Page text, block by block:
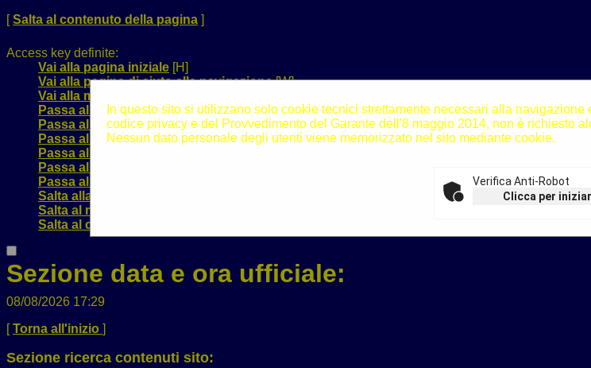
[Salta al contenuto della pagina ]
Access key definite:
Vai alla pagina iniziale [H]
Vai alla pagina di aiuto alla navigazione[W]
Vai alla mappa del sito
Passa al testo con caratteri di dimensione standard[N]
Passa al testo con caratteri di dimensione grande[B]
Passa al testo con caratteri di dimensione molto grande[V]
Passa alla visualizzazione grafica
Passa alla visualizzazione solo testo
Passa alla visualizzazione in alto contrasto e solo testo
Salta alla ricerca di contenuti
Salta al menù
Salta al contenuto della pagina
Sezione data e ora ufficiale:
08/08/2026 17:29
[Torna all'inizio ]
Sezione ricerca contenuti sito:
In questo sito si utilizzano solo cookie tecnici strettamente necessari alla
codice privacy e del Provvedimento del Garante dell'8 maggio 2014, non è richiesto
Nessun dato personale degli utenti viene memorizzato nel sito mediante cookie.
Verifica Anti-Robot
Clicca per